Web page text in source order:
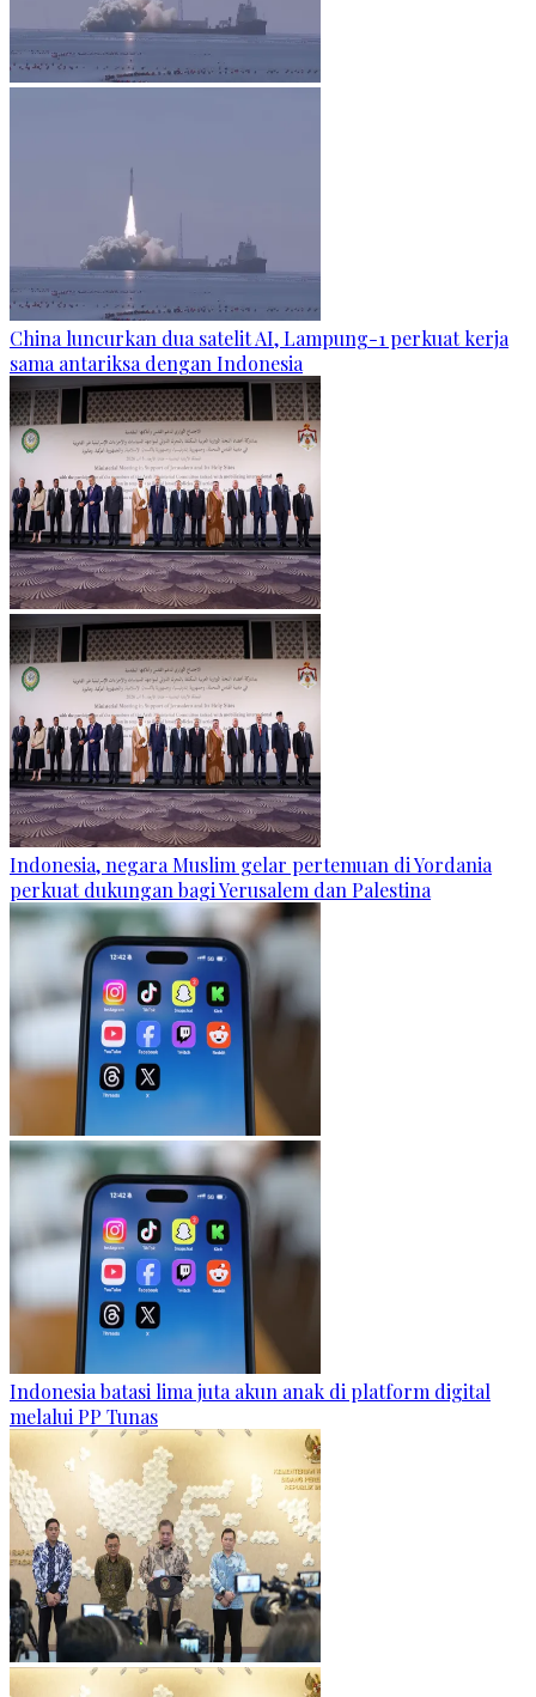
China luncurkan dua satelit AI, Lampung-1 perkuat kerja
sama antariksa dengan Indonesia
Indonesia, negara Muslim gelar pertemuan di Yordania
perkuat dukungan bagi Yerusalem dan Palestina
Indonesia batasi lima juta akun anak di platform digital
melalui PP Tunas